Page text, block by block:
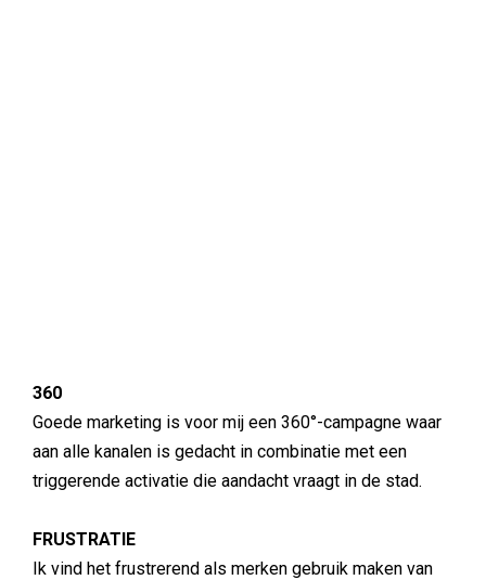
360
Goede marketing is voor mij een 360°-campagne waar
aan alle kanalen is gedacht in combinatie met een
triggerende activatie die aandacht vraagt in de stad.
FRUSTRATIE
Ik vind het frustrerend als merken gebruik maken van